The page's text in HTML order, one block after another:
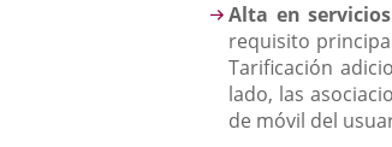
Alta en
requisito
Tarificación
lado, las
de móvil del